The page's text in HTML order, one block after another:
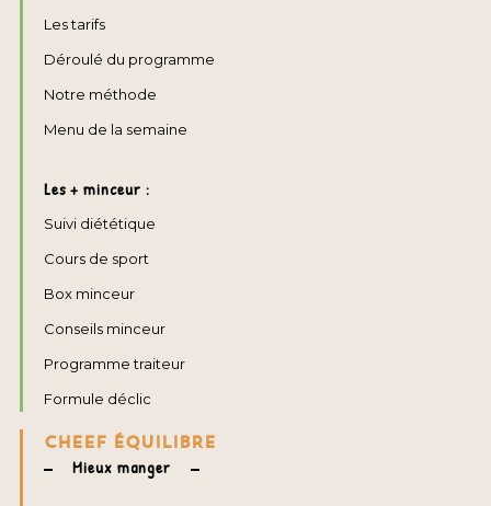
Les tarifs
Déroulé du programme
Notre méthode
Menu de la semaine
Les + minceur :
Suivi diététique
Cours de sport
Box minceur
Conseils minceur
Programme traiteur
Formule déclic
CHEEF ÉQUILIBRE
Mieux manger